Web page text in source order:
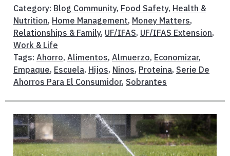
Category: Blog Community, Food Safety, Health &
Nutrition, Home Management, Money Matters,
Relationships & Family, UF/IFAS, UF/IFAS Extension,
Work & Life
Tags: Ahorro, Alimentos, Almuerzo, Economizar,
Empaque, Escuela, Hijos, Ninos, Proteina, Serie De
Ahorros Para El Consumidor, Sobrantes